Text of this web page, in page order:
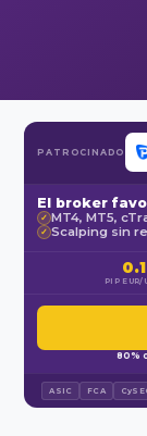
PATROCINADO
El broker
✓ MT4, MT5,
✓ Scalping sin
0.1
PIP EUR/
80%
ASIC FCA